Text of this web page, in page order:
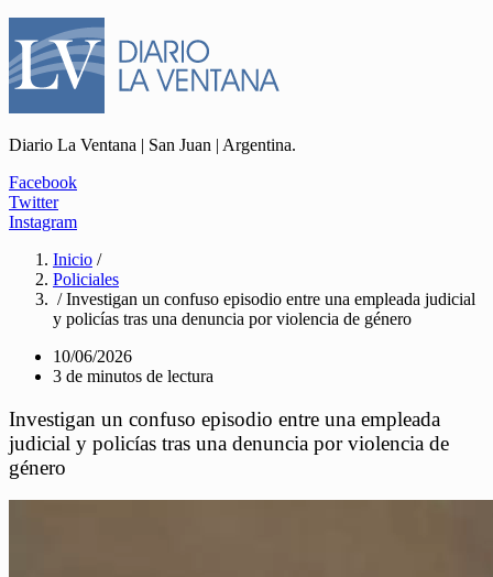
Diario La Ventana | San Juan | Argentina.
Facebook
Twitter
Instagram
Inicio /
Policiales
/ Investigan un confuso episodio entre una empleada judicial
y policías tras una denuncia por violencia de género
10/06/2026
3 de minutos de lectura
Investigan un confuso episodio entre una empleada
judicial y policías tras una denuncia por violencia de
género